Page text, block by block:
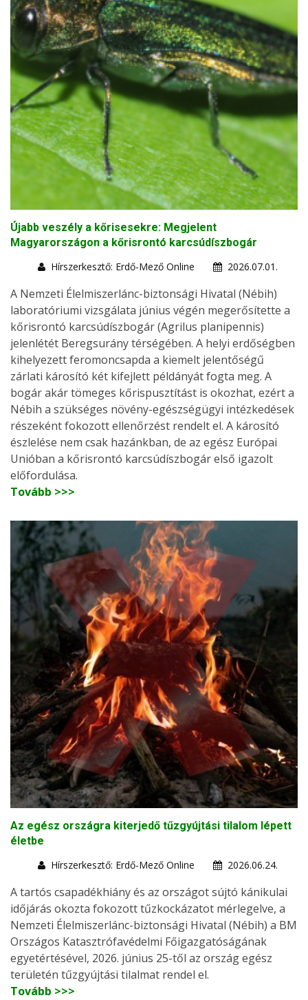
Újabb veszély a kőrisesekre: Megjelent
Magyarországon a kőrisrontó karcsúdíszbogár
Hírszerkesztő: Erdő-Mező Online
2026.07.01.
A Nemzeti Élelmiszerlánc-biztonsági Hivatal (Nébih)
laboratóriumi vizsgálata június végén megerősítette a
kőrisrontó karcsúdíszbogár (Agrilus planipennis)
jelenlétét Beregsurány térségében. A helyi erdőségben
kihelyezett feromoncsapda a kiemelt jelentőségű
zárlati károsító két kifejlett példányát fogta meg. A
bogár akár tömeges kőrispusztítást is okozhat, ezért a
Nébih a szükséges növény-egészségügyi intézkedések
részeként fokozott ellenőrzést rendelt el. A károsító
észlelése nem csak hazánkban, de az egész Európai
Unióban a kőrisrontó karcsúdíszbogár első igazolt
előfordulása.
Tovább >>>
Az egész országra kiterjedő tűzgyújtási tilalom lépett
életbe
Hírszerkesztő: Erdő-Mező Online
2026.06.24.
A tartós csapadékhiány és az országot sújtó kánikulai
időjárás okozta fokozott tűzkockázatot mérlegelve, a
Nemzeti Élelmiszerlánc-biztonsági Hivatal (Nébih) a BM
Országos Katasztrófavédelmi Főigazgatóságának
egyetértésével, 2026. június 25-től az ország egész
területén tűzgyújtási tilalmat rendel el.
Tovább >>>